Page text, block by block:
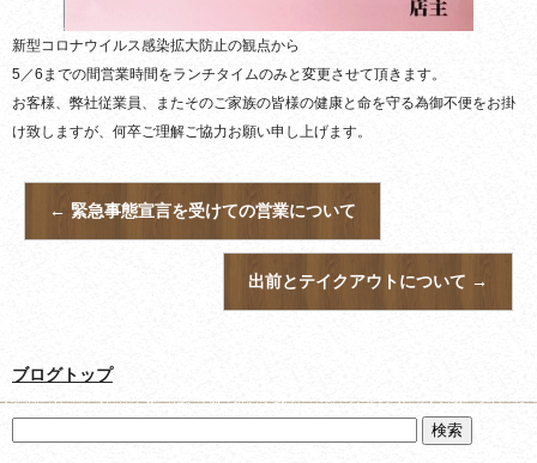
新型コロナウイルス感染拡大防止の観点から
5／6までの間営業時間をランチタイムのみと変更させて頂きます。
お客様、弊社従業員、またそのご家族の皆様の健康と命を守る為御不便をお掛
け致しますが、何卒ご理解ご協力お願い申し上げます。
← 緊急事態宣言を受けての営業について
出前とテイクアウトについて →
ブログトップ